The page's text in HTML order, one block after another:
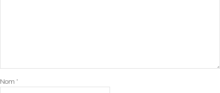
Nom *